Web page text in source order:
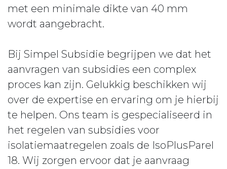
met een minimale dikte van 40 mm
wordt aangebracht.
Bij Simpel Subsidie begrijpen we dat het
aanvragen van subsidies een complex
proces kan zijn. Gelukkig beschikken wij
over de expertise en ervaring om je hierbij
te helpen. Ons team is gespecialiseerd in
het regelen van subsidies voor
isolatiemaatregelen zoals de IsoPlusParel
18. Wij zorgen ervoor dat je aanvraag